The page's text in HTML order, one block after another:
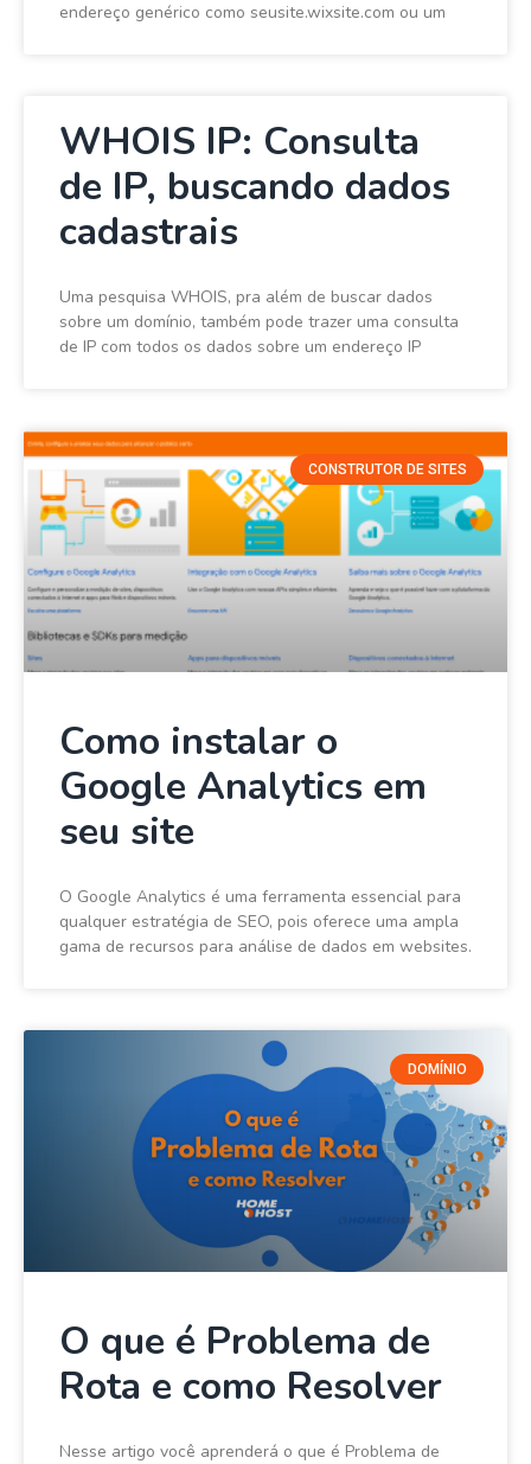
endereço genérico como seusite.wixsite.com ou um
WHOIS IP: Consulta
de IP, buscando dados
cadastrais
Uma pesquisa WHOIS, pra além de buscar dados
sobre um domínio, também pode trazer uma consulta
de IP com todos os dados sobre um endereço IP
CONSTRUTOR DE SITES
Como instalar o
Google Analytics em
seu site
O Google Analytics é uma ferramenta essencial para
qualquer estratégia de SEO, pois oferece uma ampla
gama de recursos para análise de dados em websites.
DOMÍNIO
O que é Problema de
Rota e como Resolver
Nesse artigo você aprenderá o que é Problema de